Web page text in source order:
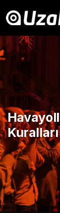
Kuralları